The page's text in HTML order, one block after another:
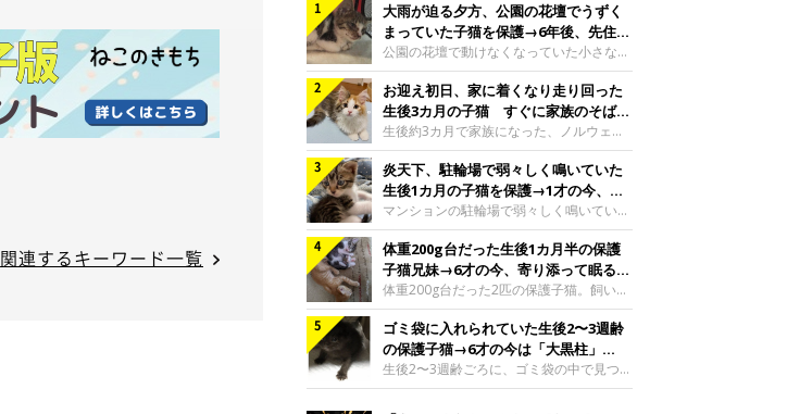
関連するキーワード一覧
大雨が迫る夕方、公園の花壇でうずく
まっていた子猫を保護→6年後、先住猫
と“姉妹”のような関係に
公園の花壇で動けなくなっていた小さな子
猫。家族に迎えられてから6年、先住猫と
の間には深い絆が育まれていました。保護
当時のティダちゃん。
@muumuu62197189紹介するのは、
X（旧Twitter）ユーザー
@muumuu62197189さんの愛猫・ティダ
ちゃん（取材時6才）の成長記録です。こ
ちらは、生後3カ月ごろのティダちゃん。
飼い主さんが出会ったのは、夜から大雨に
なると予報されていた日の夕方でした。花
壇で動けずにいた子猫保護したばかりのテ
ィダちゃん。@muumuu62197189飼い主
さんは、公園の
お迎え初日、家に着くなり走り回った
生後3カ月の子猫 すぐに家族のそばで
落ち着く姿に「迎えてよかった」
生後約3カ月で家族になった、ノルウェー
ジャンフォレストキャットの子猫。お迎え
翌日には、すでに家でくつろぐ様子を見せ
ていました。お迎え翌日、ベッドでうとう
とするむうちゃんお迎え翌日のむうちゃ
ん。@umimugi0304紹介するのは、
Instagramユーザー@umimugi0304さんの
愛猫・むうちゃん（撮影時、生後約3カ月
／ノルウェージャンフォレストキャッ
ト）。こちらは、お迎え翌日に撮影された
一枚。ゴハンをお腹いっぱい食べたむうち
ゃんは眠くなり、飼い主さん夫婦のベッド
でうとうとし始めたのだとか。飼い主さ
炎天下、駐輪場で弱々しく鳴いていた
生後1カ月の子猫を保護→1才の今、筋
肉質でツンデレなコに成長
マンションの駐輪場で弱々しく鳴いてい
た、生後1カ月ほどの子猫。家族に迎えら
れてから1年、体も行動も大きく成長しま
した。炎天下の駐輪場で鳴いていた小さな
子猫保護当時のモモちゃん。@Kingponzu
紹介するのは、X（旧Twitter）ユーザー
@Kingponzuさんの愛猫・モモちゃん（取
材時1才）の成長記録です。こちらは、モ
モちゃんが生後1カ月ごろに撮影された一
枚。飼い主さんの自宅マンションの駐輪場
体重200g台だった生後1カ月半の保護
子猫兄妹→6才の今、寄り添って眠る姿
にほっこり！
体重200g台だった2匹の保護子猫。飼い主
さんの家族になってから6年、ともに成長
するなかで、2匹の関係にも少しずつ変化
が見られました。家族になったばかりの小
さな兄妹猫（写真上から）妹猫・てんちゃ
ん、兄猫・ラムくん。@ten_ramu紹介す
ゴミ袋に入れられていた生後2〜3週齢
の保護子猫→6才の今は「大黒柱」
に！ 美しい黒猫に成長した姿にグッ
とくる
生後2〜3週齢ごろに、ゴミ袋の中で見つか
った小さな命。ミルクから育てられたその
子猫は今、家族に欠かせない存在へと成長